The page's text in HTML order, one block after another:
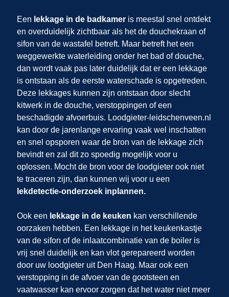
Een lekkage in de badkameris meestal snel ontdekt
en overduidelijk zichtbaar als het de douchekraan of
sifon van de wastafel betreft. Maar betreft het een
weggewerkte waterleiding onder het bad of douche,
dan wordt vaak pas later duidelijk dat er een lekkage
is ontstaan als de eerste waterschade is opgetreden.
Deze lekkages kunnen zijn ontstaan door slecht
kitwerk in de douche, verstoppingen of een
beschadigde afvoerbuis. Loodgieter-leidschenveen.nl
kan door de jarenlange ervaring vaak wel inschatten
en snel opsporen waar de bron van de lekkage zich
bevindt en zal dit zo spoedig mogelijk voor u
oplossen. Mocht de bron voor de loodgieter ook niet
te traceren zijn, dan kunnen wij voor u een
lekdetectie-onderzoek inplannen.
Ook een lekkage in de keuken kan verschillende
oorzaken hebben. Een lekkage in het keukenkastje
van de sifon of de inlaatcombinatie van de boiler is
vrij snel duidelijk en kan vlot gerepareerd worden
door uw loodgieter uit Den Haag. Maar ook een
verstopping in de afvoer van de gootsteen en
vaatwasser kan ervoor zorgen dat het water niet meer